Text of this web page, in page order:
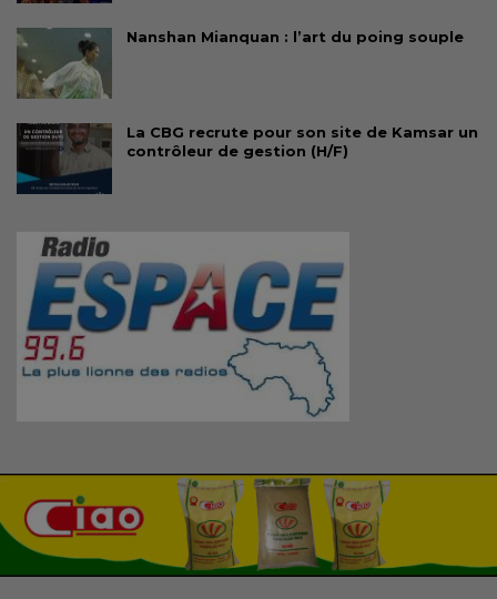
Nanshan Mianquan : l’art du poing souple
La CBG recrute pour son site de Kamsar un
contrôleur de gestion (H/F)